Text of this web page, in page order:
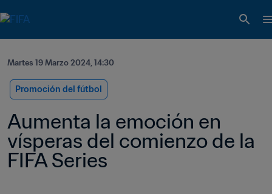
Martes 19 Marzo 2024, 14:30
Promoción del fútbol
Aumenta la emoción en
vísperas del comienzo de la
FIFA Series